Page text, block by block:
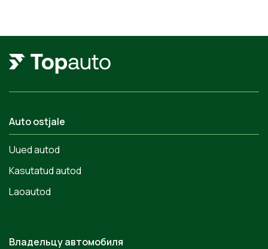
Auto ostjale
Uued autod
Kasutatud autod
Laoautod
Владельцу автомобиля